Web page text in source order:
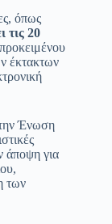
όπως
τις 20
προκειμένου
έκτακτων
Ένωση
άποψη για
των